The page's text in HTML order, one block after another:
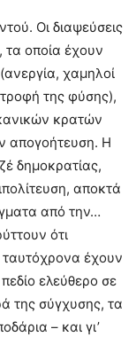
Οι διαψεύσεις
τα οποία έχουν
χαμηλοί
της φύσης),
κρατών
απογοήτευση. Η
δημοκρατίας,
αποκτά
από την…
ότι
ταυτόχρονα έχουν
ελεύθερο σε
της σύγχυσης, τα
– και γι’